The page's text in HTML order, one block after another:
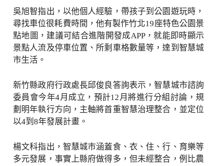
吳旭智指出，以他個人經驗，帶孩子到公園遊玩時，
尋找車位很耗費時間，他有製作竹北19座特色公園景
點地圖，建議可結合進階開發成APP，就能即時顯示
景點人流及停車位置、所剩車格數量等，達到智慧城
市生活。
新竹縣政府行政處長邱俊良答詢表示，智慧城市諮詢
委員會今年4月成立，預計12月將進行分組討論，規
劃明年執行方向，主軸將首重智慧治理整合，並定位
以4到8年發展計畫。
楊文科指出，智慧城市涵蓋食、衣、住、行、育樂等
多元發展，事實上縣府做得多，但未經整合，例比農